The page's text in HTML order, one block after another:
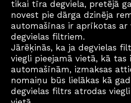
tikai tīra degviela, pretējā
novest pie dārga dzinēja
automašīnas ir aprīkotas ar
degvielas filtriem.
Jārēķinās, ka ja degvielas
viegli pieejamā vietā, kā tas
automašīnām, izmaksas
nomaiņu būs lielākas kā
degvielas filtrs atrodas